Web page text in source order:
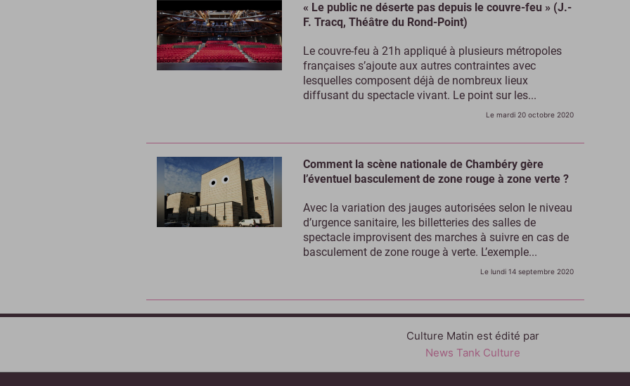
« Le public ne déserte pas depuis le couvre-feu » (J.-
F. Tracq, Théâtre du Rond-Point)
Le couvre-feu à 21h appliqué à plusieurs métropoles
françaises s’ajoute aux autres contraintes avec
lesquelles composent déjà de nombreux lieux
diffusant du spectacle vivant. Le point sur les...
Le mardi 20 octobre 2020
Comment la scène nationale de Chambéry gère
l’éventuel basculement de zone rouge à zone verte ?
Avec la variation des jauges autorisées selon le niveau
d’urgence sanitaire, les billetteries des salles de
spectacle improvisent des marches à suivre en cas de
basculement de zone rouge à verte. L’exemple...
Le lundi 14 septembre 2020
Culture Matin est édité par
News Tank Culture